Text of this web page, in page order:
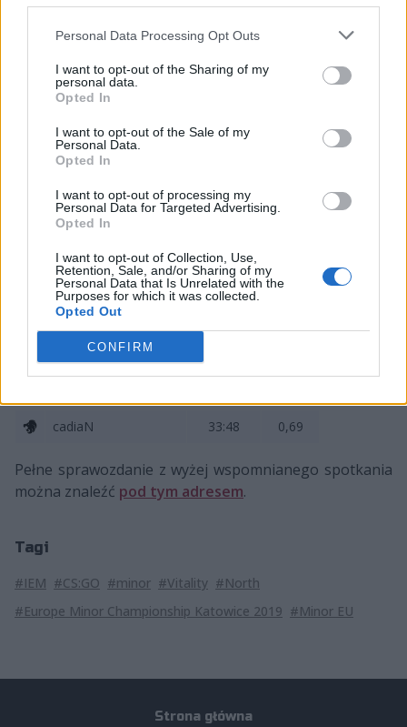
Personal Data Processing Opt Outs
I want to opt-out of the Sharing of my
personal data.
Opted In
I want to opt-out of the Sale of my
Personal Data.
Opted In
I want to opt-out of processing my
Personal Data for Targeted Advertising.
Opted In
I want to opt-out of Collection, Use,
Retention, Sale, and/or Sharing of my
Personal Data that Is Unrelated with the
Purposes for which it was collected.
Opted Out
CONFIRM
Gracz
valde
Kjaerbye
51:46
NBK-
RpK
47:51
gade
47:52
0,90
apEX
cadiaN
33:48 0,69
Pełne sprawozdanie z wyżej wspomnianego spotkania
można znaleźć pod tym adresem.
Tagi
#IEM #CS:GO #minor #Vitality #North
#Europe Minor Championship Katowice 2019 #Minor EU
Strona główna